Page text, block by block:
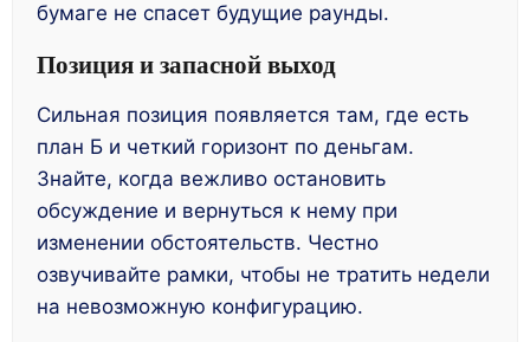
бумаге не спасет будущие раунды.
Позиция и запасной выход
Сильная позиция появляется там, где есть
план Б и четкий горизонт по деньгам.
Знайте, когда вежливо остановить
обсуждение и вернуться к нему при
изменении обстоятельств. Честно
озвучивайте рамки, чтобы не тратить недели
на невозможную конфигурацию.